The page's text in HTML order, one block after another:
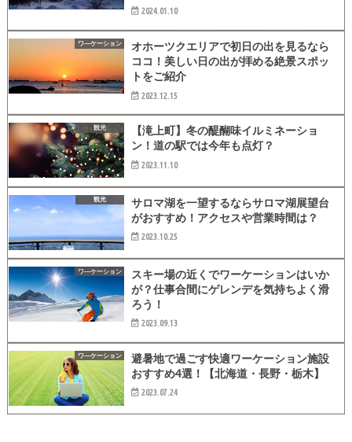
2024.01.10
ワ―ケーション
オホーツクエリアで初日の出を見るなら
ココ！美しい日の出が拝める絶景スポッ
トをご紹介
2023.12.15
観光
【滝上町】冬の醍醐味イルミネーショ
ン！道の駅では今年も点灯？
2023.11.10
観光
サロマ湖を一望するならサロマ湖展望台
がおすすめ！アクセスや営業時間は？
2023.10.25
ワ―ケーション
スキー場の近くでワーケーションはいか
が？仕事合間にゲレンデを気持ちよく滑
ろう！
2023.09.13
ワ―ケーション
避暑地で過ごす快適ワーケーション施設
おすすめ4選！【北海道・長野・栃木】
2023.07.24